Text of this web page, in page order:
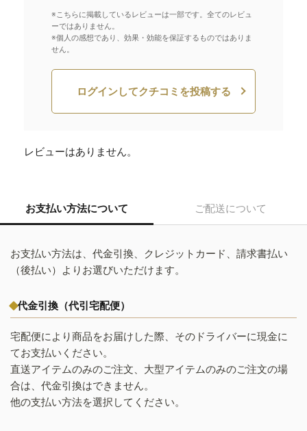
※こちらに掲載しているレビューは一部です。全てのレビュ
ーではありません。
※個人の感想であり、効果・効能を保証するものではありま
せん。
ログインしてクチコミを投稿する
レビューはありません。
お支払い方法について ご配送について
お支払い方法は、代金引換、クレジットカード、請求書払い
（後払い）よりお選びいただけます。
代金引換（代引宅配便）
宅配便により商品をお届けした際、そのドライバーに現金に
てお支払いください。
直送アイテムのみのご注文、大型アイテムのみのご注文の場
合は、代金引換はできません。
他の支払い方法を選択してください。